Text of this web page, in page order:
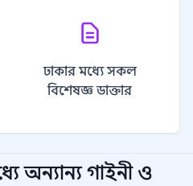
ঢাকার মধ্যে সকল
বিশেষজ্ঞ ডাক্তার
অন্যান্যগাইনী ও